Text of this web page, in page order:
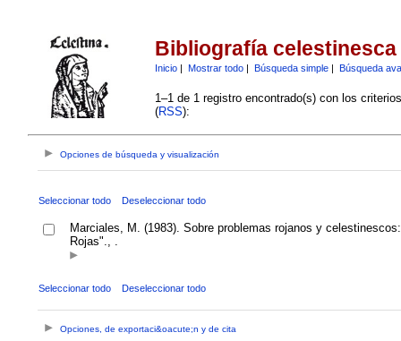
Bibliografía celestinesca
Inicio| Mostrar todo| Búsqueda simple| Búsqueda
1–1 de 1 registro encontrado(s) con los
(RSS):
Opciones de búsqueda y visualización
Seleccionar todo Deseleccionar todo
Marciales, M. (1983). Sobre problemas rojanos y
Rojas"., .
Seleccionar todo Deseleccionar todo
Opciones, de exportaci&oacute;n y de cita